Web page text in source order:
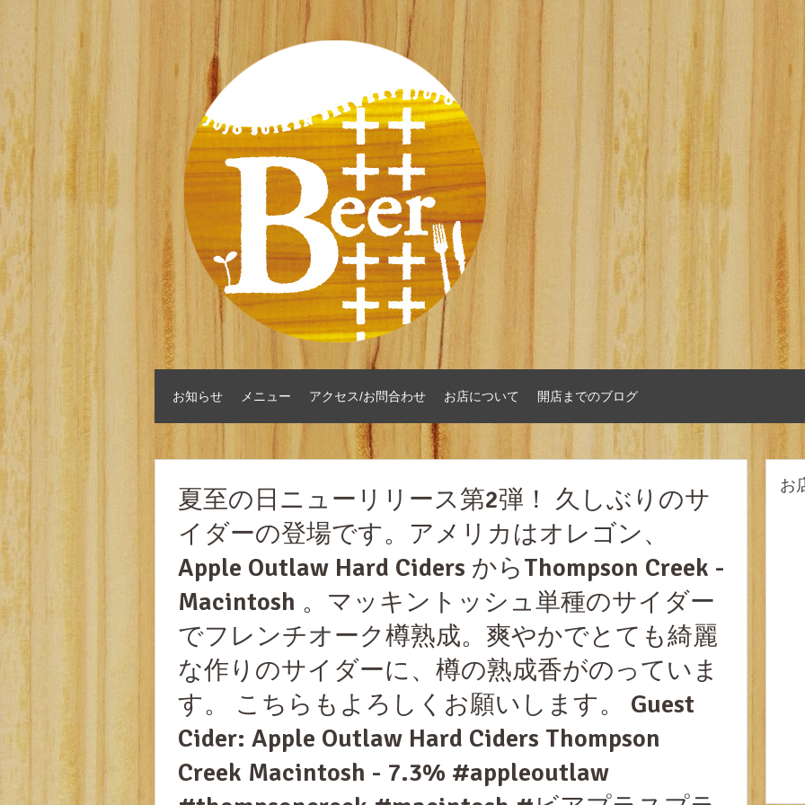
お知らせ メニュー アクセス/お問合わせ お店について 開店までのブログ
夏至の日ニューリリース第2弾！ 久しぶりのサ
イダーの登場です。アメリカはオレゴン、
Apple Outlaw Hard Ciders からThompson Creek -
Macintosh 。マッキントッシュ単種のサイダー
でフレンチオーク樽熟成。爽やかでとても綺麗
な作りのサイダーに、樽の熟成香がのっていま
す。 こちらもよろしくお願いします。 Guest
Cider: Apple Outlaw Hard Ciders Thompson
Creek Macintosh - 7.3% #appleoutlaw
お